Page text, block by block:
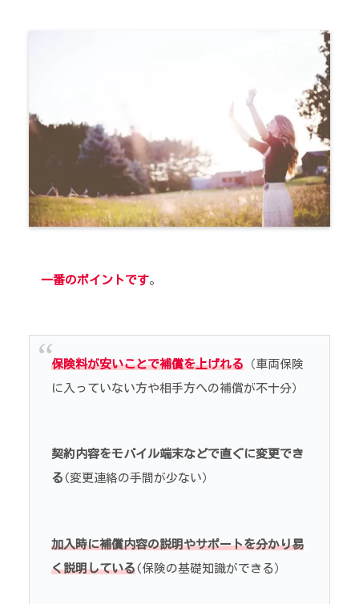
一番のポイントです。
保険料が安いことで補償を上げれる （車両保険
に入っていない方や相手方への補償が不十分）
契約内容をモバイル端末などで直ぐに変更でき
る (変更連絡の手間が少ない）
加入時に補償内容の説明やサポートを分かり易
く説明している(保険の基礎知識ができる）